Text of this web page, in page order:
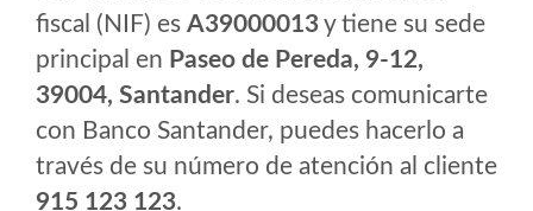
fiscal (NIF) es A39000013y tiene su sede
principal en Paseo de Pereda, 9-12,
39004, Santander. Si deseas comunicarte
con Banco Santander, puedes hacerlo a
través de su número de atención al cliente
915 123 123.